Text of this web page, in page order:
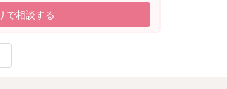
で相談する